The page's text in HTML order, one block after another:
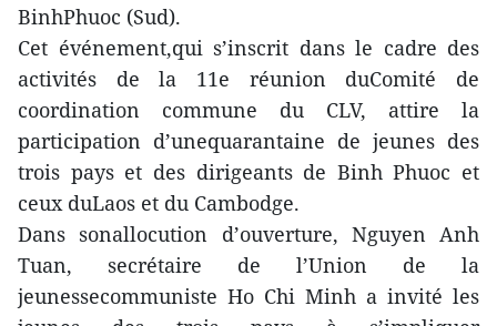
BinhPhuoc (Sud).
Cet événement,qui s’inscrit dans le cadre des
activités de la 11e réunion duComité de
coordination commune du CLV, attire la
participation d’unequarantaine de jeunes des
trois pays et des dirigeants de Binh Phuoc et
ceux duLaos et du Cambodge.
Dans sonallocution d’ouverture, Nguyen Anh
Tuan, secrétaire de l’Union de la
jeunessecommuniste Ho Chi Minh a invité les